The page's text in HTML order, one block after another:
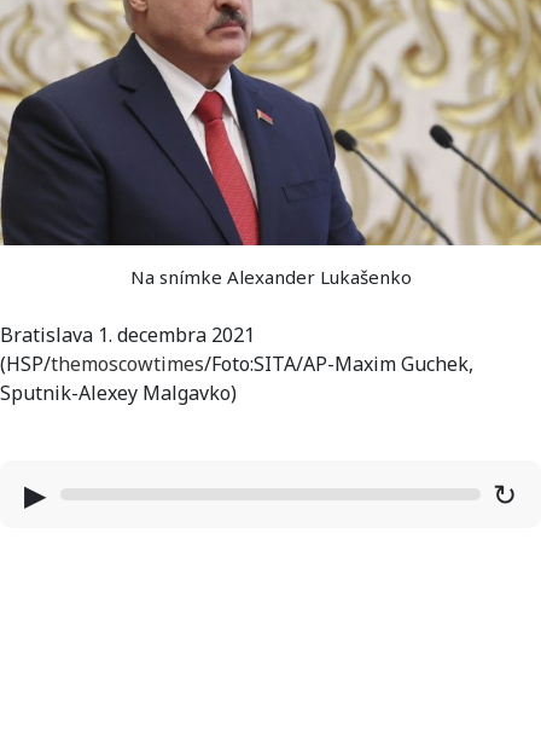
Na snímke Alexander Lukašenko
Bratislava 1. decembra 2021
(HSP/themoscowtimes/Foto:SITA/AP-Maxim Guchek,
Sputnik-Alexey Malgavko)
▶ ↻